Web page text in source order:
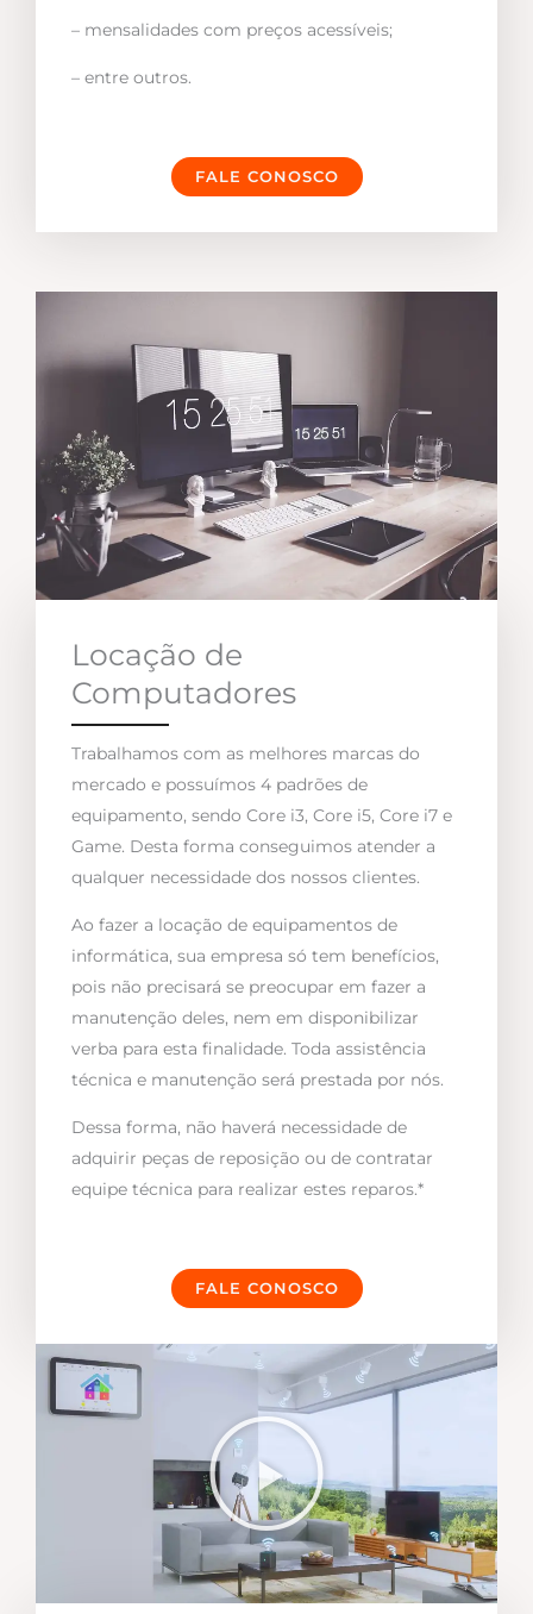
– mensalidades com preços acessíveis;
– entre outros.
FALE CONOSCO
Locação de
Computadores
Trabalhamos com as melhores marcas do
mercado e possuímos 4 padrões de
equipamento, sendo Core i3, Core i5, Core i7 e
Game. Desta forma conseguimos atender a
qualquer necessidade dos nossos clientes.
Ao fazer a locação de equipamentos de
informática, sua empresa só tem benefícios,
pois não precisará se preocupar em fazer a
manutenção deles, nem em disponibilizar
verba para esta finalidade. Toda assistência
técnica e manutenção será prestada por nós.
Dessa forma, não haverá necessidade de
adquirir peças de reposição ou de contratar
equipe técnica para realizar estes reparos.*
FALE CONOSCO